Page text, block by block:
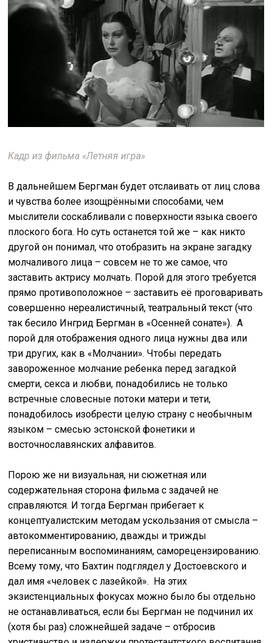
Кадр из фильма «Летняя игра»
В дальнейшем Бергман будет отслаивать от лиц слова
и чувства более изощрёнными способами, чем
мыслители соскабливали с поверхности языка своего
плоского бога. Но суть останется той же – как никто
другой он понимал, что отобразить на экране загадку
молчаливого лица – совсем не то же самое, что
заставить актрису молчать. Порой для этого требуется
прямо противоположное – заставить её проговаривать
совершенно нереалистичный, театральный текст (что
так бесило Ингрид Бергман в «Осенней сонате»). А
порой для отображения одного лица нужны два или
три других, как в «Молчании». Чтобы передать
завороженное молчание ребенка перед загадкой
смерти, секса и любви, понадобились не только
встречные словесные потоки матери и тети,
понадобилось изобрести целую страну с необычным
языком – смесью эстонской фонетики и
восточнославянских алфавитов.
Порою же ни визуальная, ни сюжетная или
содержательная сторона фильма с задачей не
справляются. И тогда Бергман прибегает к
концептуалистским методам ускользания от смысла –
автокомментированию, дважды и трижды
переписанным воспоминаниям, саморецензированию.
Всему тому, что Бахтин подглядел у Достоевского и
дал имя «человек с лазейкой». На этих
экзистенциальных фокусах можно было бы отдельно
не останавливаться, если бы Бергман не подчинил их
(хотя бы раз) сложнейшей задаче – отбросив